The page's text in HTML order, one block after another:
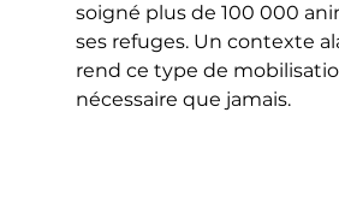
soigné plus de 100 000
ses refuges. Un contexte
rend ce type de
nécessaire que jamais.